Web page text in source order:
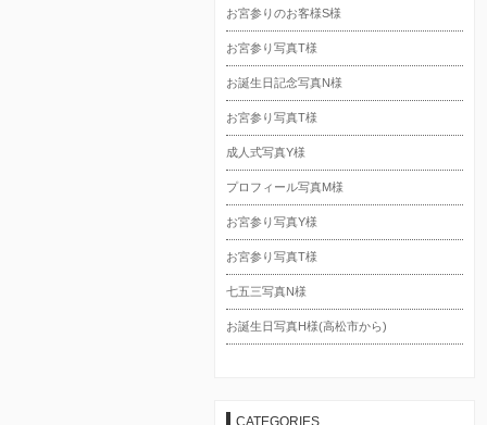
お宮参りのお客様S様
お宮参り写真T様
お誕生日記念写真N様
お宮参り写真T様
成人式写真Y様
プロフィール写真M様
お宮参り写真Y様
お宮参り写真T様
七五三写真N様
お誕生日写真H様(高松市から)
CATEGORIES